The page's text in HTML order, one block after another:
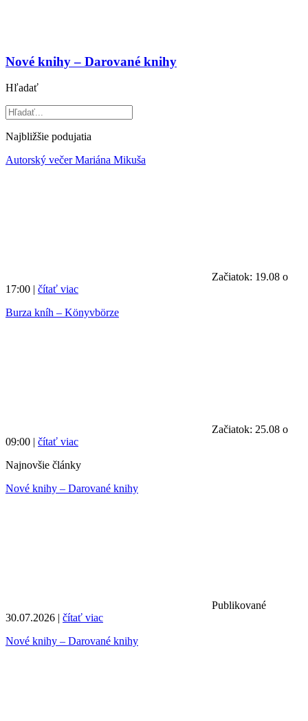
Nové knihy – Darované knihy
Hľadať
Najbližšie podujatia
Autorský večer Mariána Mikuša
Začiatok: 19.08 o
17:00 | čítať viac
Burza kníh – Könyvbörze
Začiatok: 25.08 o
09:00 | čítať viac
Najnovšie články
Nové knihy – Darované knihy
Publikované
30.07.2026 | čítať viac
Nové knihy – Darované knihy